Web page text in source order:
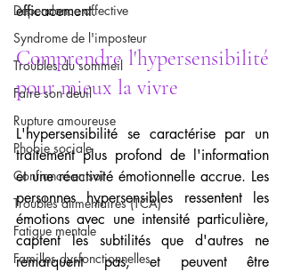
Dépendance affective
Syndrome de l'imposteur
Troubles du sommeil
Faire son deuil
Rupture amoureuse
Phobie sociale
Confiance en soi
Troubles alimentaires (TCA)
Fatigue mentale
Familles dysfonctionnelles
efficacement.
Comprendre l'hypersensibilité
pour mieux la vivre
L'hypersensibilité se caractérise par un
traitement plus profond de l'information
et une réactivité émotionnelle accrue. Les
personnes hypersensibles ressentent les
émotions avec une intensité particulière,
captent les subtilités que d'autres ne
remarquent pas, et peuvent être